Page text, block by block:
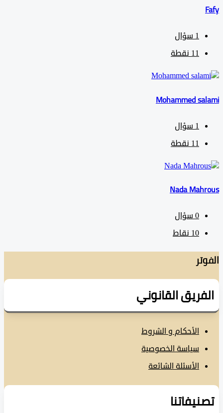
سؤال
نقطة
Mohammed
سؤال
نقطة
Nada
سؤال
نقاط
القانوني
الأحكام و الشروط
سياسة الخصوصية
الأسئلة الشائعة